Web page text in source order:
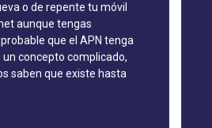
o de repente tu móvil
aunque tengas
que el APN tenga
un concepto complicado,
saben que existe hasta